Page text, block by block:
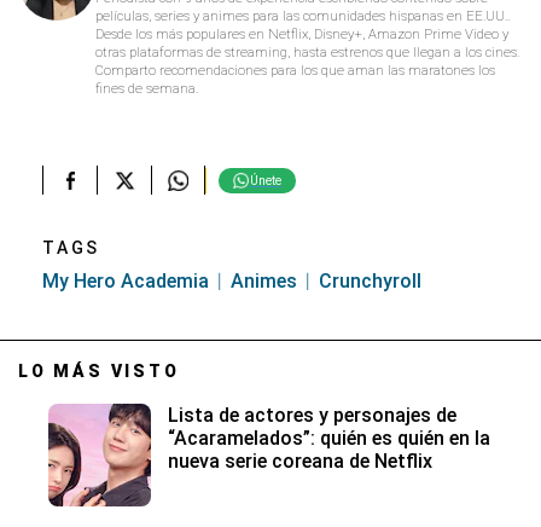
películas, series y animes para las comunidades hispanas en EE.UU..
Desde los más populares en Netflix, Disney+, Amazon Prime Video y
otras plataformas de streaming, hasta estrenos que llegan a los cines.
Comparto recomendaciones para los que aman las maratones los
fines de semana.
Únete
TAGS
My Hero Academia Animes Crunchyroll
LO MÁS VISTO
Lista de actores y personajes de
“Acaramelados”: quién es quién en la
nueva serie coreana de Netflix